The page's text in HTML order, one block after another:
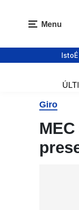
Menu
IstoÉ
Giro